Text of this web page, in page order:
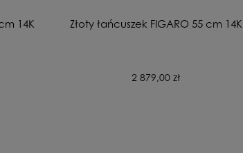
14K Złoty łańcuszek FIGARO 55 cm 14K
2 879,00 zł